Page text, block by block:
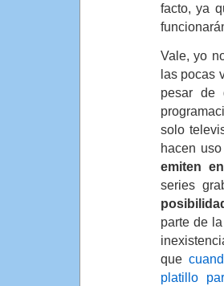
facto, ya
Vale, yo
las pocas
pesar de
solo
hacen
emiten
series
parte de
que
platillo